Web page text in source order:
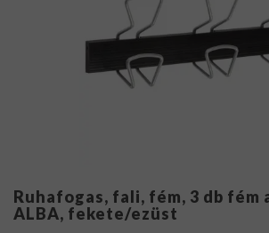
Ruhafogas, fali, fém, 3 db fém
ALBA, fekete/ezüst